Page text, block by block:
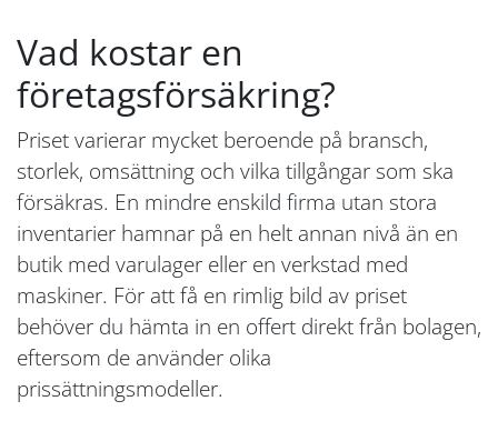
Vad kostar en
företagsförsäkring?
Priset varierar mycket beroende på bransch,
storlek, omsättning och vilka tillgångar som ska
försäkras. En mindre enskild firma utan stora
inventarier hamnar på en helt annan nivå än en
butik med varulager eller en verkstad med
maskiner. För att få en rimlig bild av priset
behöver du hämta in en offert direkt från bolagen,
eftersom de använder olika
prissättningsmodeller.